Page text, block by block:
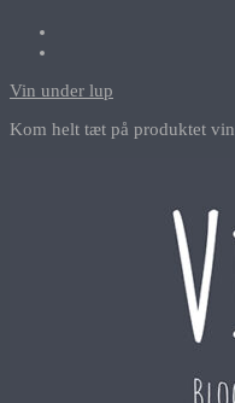
Vin under lup
Kom helt tæt på produktet vin